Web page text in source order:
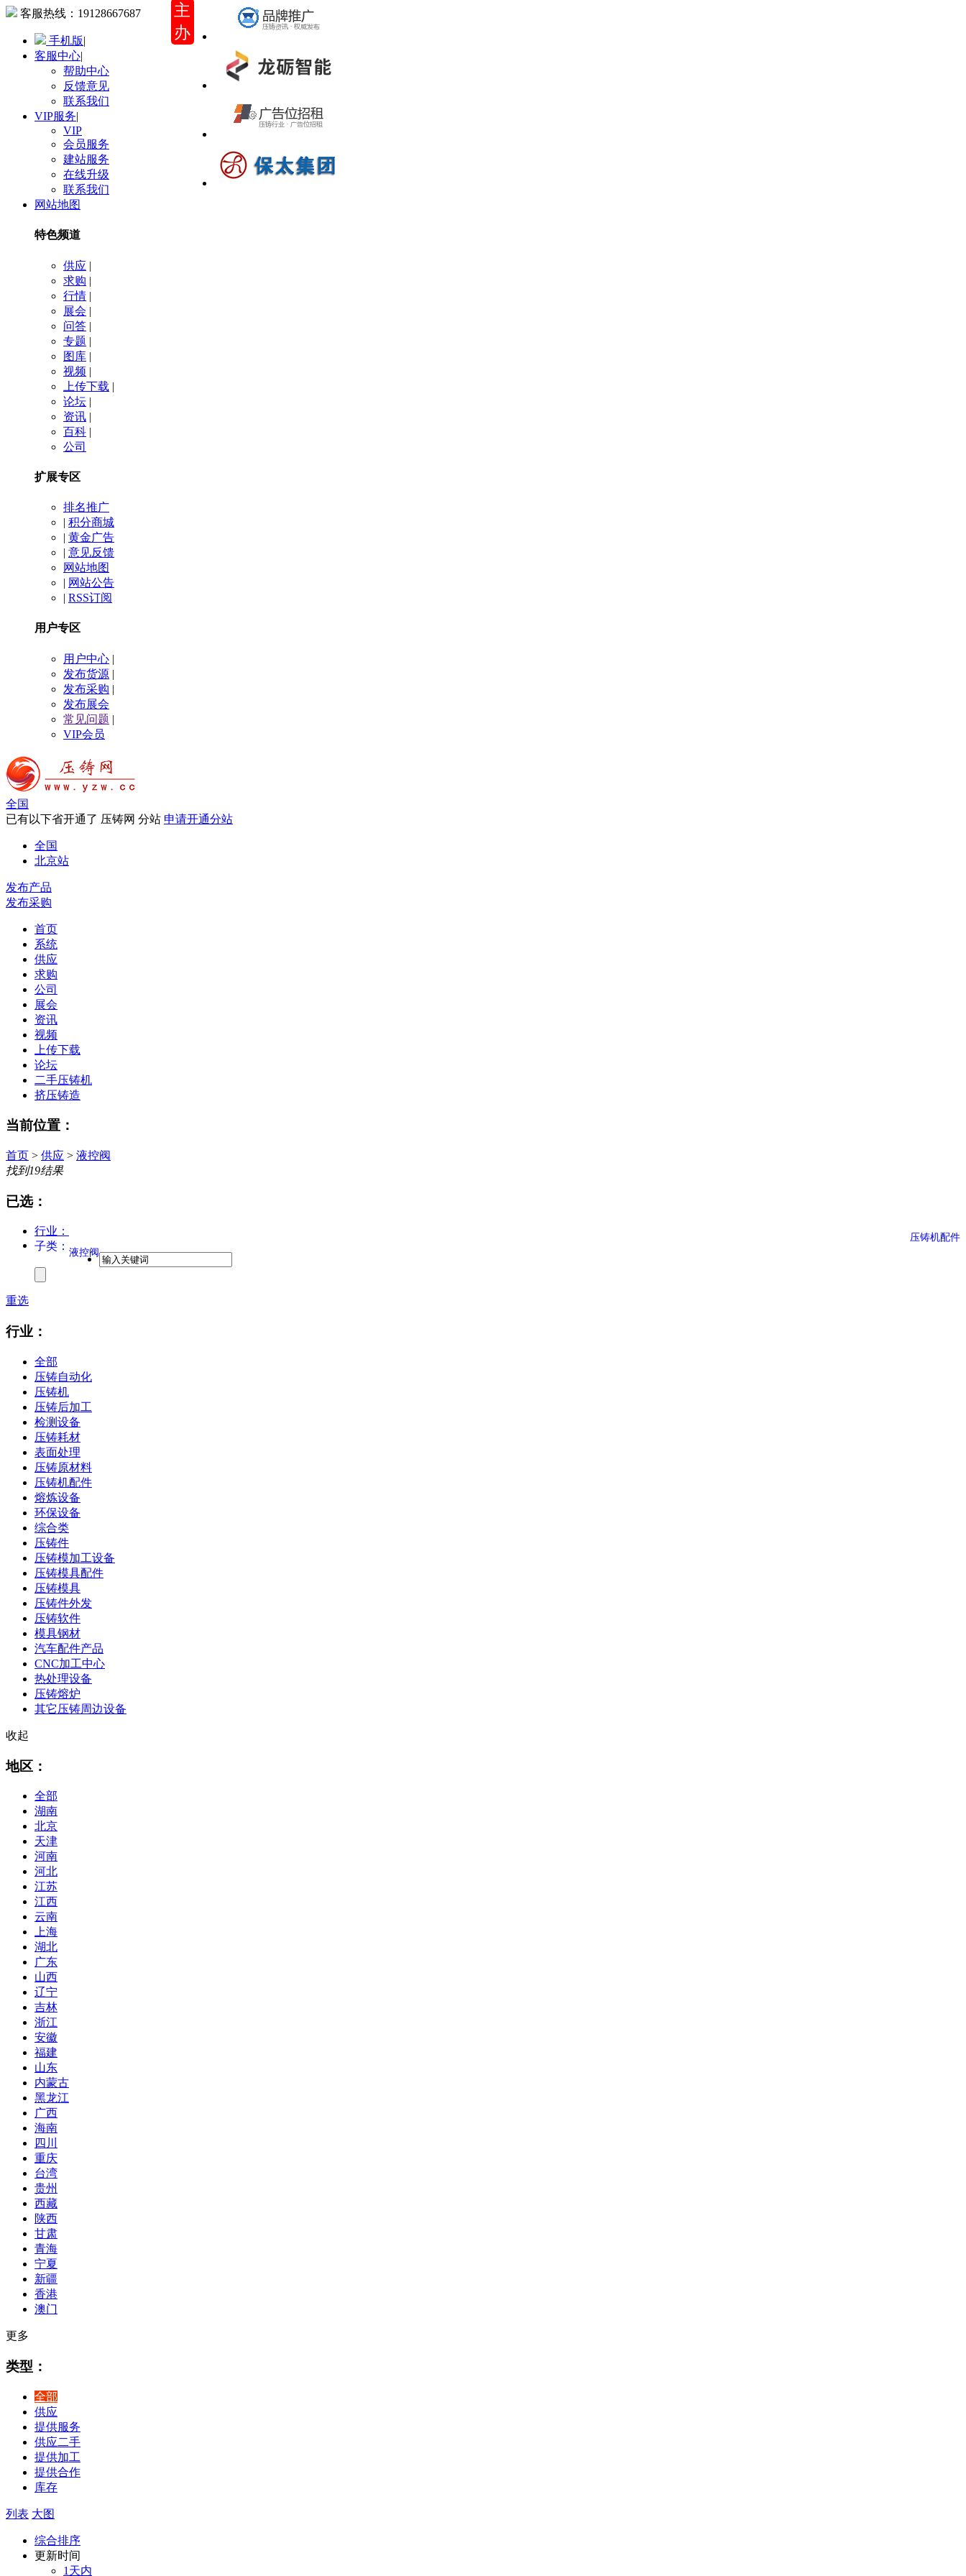
客服热线： 19128667687
手机版|
客服中心|
帮助中心
反馈意见
联系我们
VIP服务|
VIP
会员服务
建站服务
在线升级
联系我们
网站地图
特色频道
供应 |
求购 |
行情 |
展会 |
问答 |
专题 |
图库 |
视频 |
上传下载 |
论坛 |
资讯 |
百科 |
公司
扩展专区
排名推广
| 积分商城
| 黄金广告
| 意见反馈
网站地图
| 网站公告
| RSS订阅
用户专区
用户中心 |
发布货源 |
发布采购 |
发布展会
常见问题 |
VIP会员
全国
已有以下省开通了 压铸网 分站 申请开通分站
全国
北京站
主
办
发布产品
发布采购
首页
系统
供应
求购
公司
展会
资讯
视频
上传下载
论坛
二手压铸机
挤压铸造
当前位置：
首页 > 供应 > 液控阀
找到19结果
已选：
行业： 压铸机配件
子类： 液控阀
重选
行业：
全部
压铸自动化
压铸机
压铸后加工
检测设备
压铸耗材
表面处理
压铸原材料
压铸机配件
熔炼设备
环保设备
综合类
压铸件
压铸模加工设备
压铸模具配件
压铸模具
压铸件外发
压铸软件
模具钢材
汽车配件产品
CNC加工中心
热处理设备
压铸熔炉
其它压铸周边设备
收起
地区：
全部
湖南
北京
天津
河南
河北
江苏
江西
云南
上海
湖北
广东
山西
辽宁
吉林
浙江
安徽
福建
山东
内蒙古
黑龙江
广西
海南
四川
重庆
台湾
贵州
西藏
陕西
甘肃
青海
宁夏
新疆
香港
澳门
更多
类型：
全部
供应
提供服务
供应二手
提供加工
提供合作
库存
列表 大图
综合排序
更新时间
1天内